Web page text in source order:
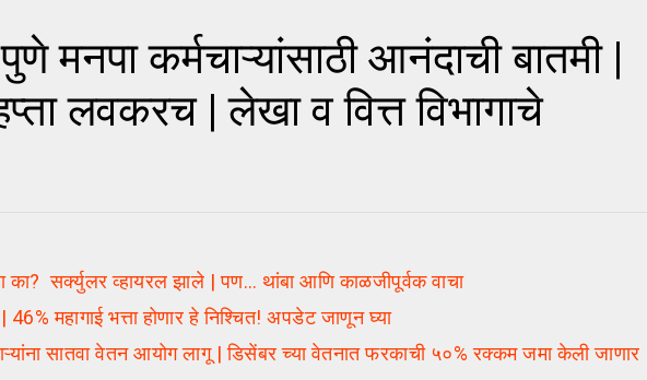
कर्मचाऱ्यांसाठी आनंदाची बातमी |
लवकरच | लेखा व वित्त विभागाचे
का? सर्क्युलर व्हायरल झाले | पण… थांबा आणि काळजीपूर्वक वाचा
महागाई भत्ता होणार हे निश्चित! अपडेट जाणून घ्या
सातवा वेतन आयोग लागू | डिसेंबर च्या वेतनात फरकाची ५०% रक्कम जमा केली जाणार